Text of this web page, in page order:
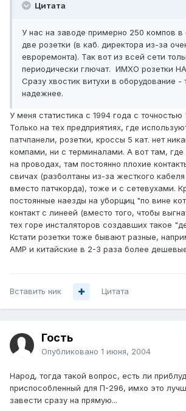
Цитата
У нас на заводе примерно 250 компов в
две розетки (в каб. директора из-за
евроремонта). Так вот из всей сети
периодически глючат. ИМХО розетки
Сразу хвостик витухи в оборудование -
надежнее.
У меня статистика с 1994 года с точностью
Только на тех предприятиях, где
патчпанели, розетки, кроссы 5 кат. нет
компами, ни с терминалами. А вот там, где
на проводах, там постоянно плохие
свичах (разболтаны из-за жесткого
вместо патчкорда), тоже и с сетевухами.
постоянные наезды на уборщиц "по вине
контакт с линеей (вместо того, чтобы
тех горе инсталяторов создавших такое
Кстати розетки тоже бывают разные,
АМР и китайские в 2-3 раза более
Вставить ник Цитата
Гость
Опубликовано 1 июня, 2004
Народ, тогда такой вопрос, есть ли
приспособленный для П-296, имхо это
завести сразу на прямую...